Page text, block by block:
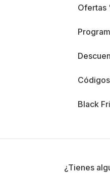
Ofertas
Black
¿Tienes